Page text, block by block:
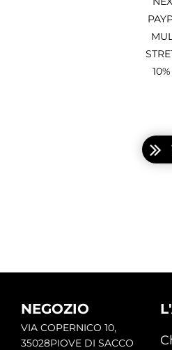
NEGOZIO
VIA COPERNICO 10,
35028PIOVE DI SACCO